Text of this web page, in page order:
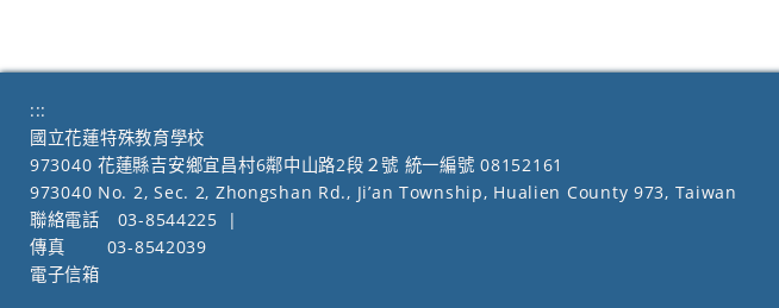
:::
國立花蓮特殊教育學校
973040 花蓮縣吉安鄉宜昌村6鄰中山路2段２號 統一編號 08152161
973040 No. 2, Sec. 2, Zhongshan Rd., Ji’an Township, Hualien County 973, Taiwan
聯絡電話
03-8544225
|
傳真
03-8542039
電子信箱